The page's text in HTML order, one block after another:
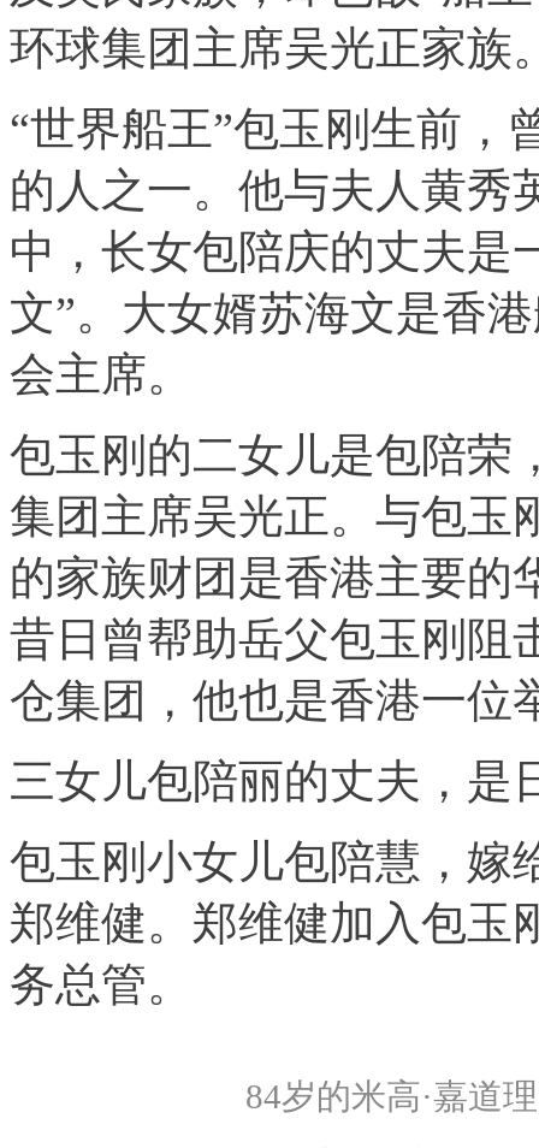
环球集团主席吴光正家族
“世界船王”包玉刚生前，
的人之一。他与夫人黄秀
中，长女包陪庆的丈夫是
文”。大女婿苏海文是香
会主席。
包玉刚的二女儿是包陪荣
集团主席吴光正。与包玉
的家族财团是香港主要的
昔日曾帮助岳父包玉刚阻
仓集团 ，他也是香港一
三女儿包陪丽的丈夫，是
包玉刚小女儿包陪慧，嫁
郑维健。郑维健加入包玉
务总管。
84岁的米高·嘉道